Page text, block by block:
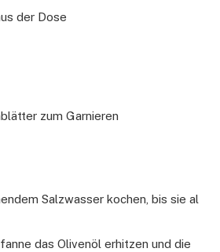
der Dose
zum Garnieren
Salzwasser kochen, bis sie al
das Olivenöl erhitzen und die